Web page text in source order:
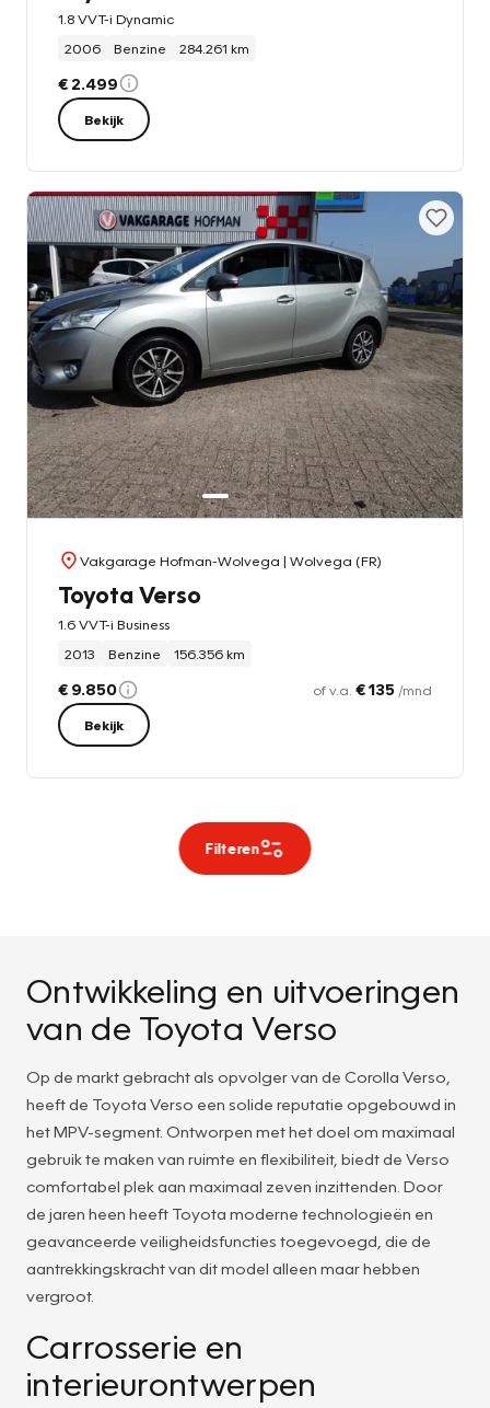
1.8 VVT-i Dynamic
2006
Benzine 284.261 km
€ 2.499
Bekijk
Vakgarage Hofman-Wolvega | Wolvega (FR)
Toyota Verso
1.6 VVT-i Business
2013
Benzine 156.356 km
€ 9.850 of v.a. € 135 /mnd
Bekijk
Filteren
Ontwikkeling en uitvoeringen
van de Toyota Verso
Op de markt gebracht als opvolger van de Corolla Verso,
heeft de Toyota Verso een solide reputatie opgebouwd in
het MPV-segment. Ontworpen met het doel om maximaal
gebruik te maken van ruimte en flexibiliteit, biedt de Verso
comfortabel plek aan maximaal zeven inzittenden. Door
de jaren heen heeft Toyota moderne technologieën en
geavanceerde veiligheidsfuncties toegevoegd, die de
aantrekkingskracht van dit model alleen maar hebben
vergroot.
Carrosserie en
interieurontwerpen